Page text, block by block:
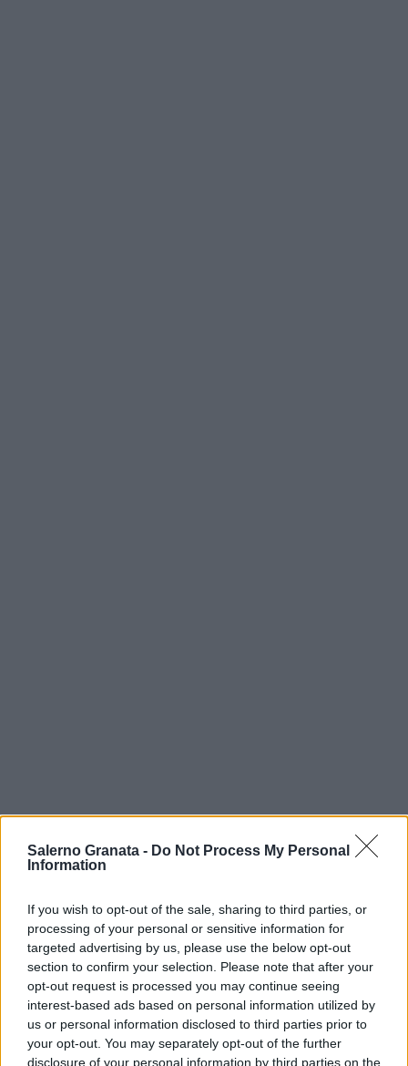
Salerno Granata - Do Not Process My Personal
Information
If you wish to opt-out of the sale, sharing to third parties, or
processing of your personal or sensitive information for
targeted advertising by us, please use the below opt-out
section to confirm your selection. Please note that after your
opt-out request is processed you may continue seeing
interest-based ads based on personal information utilized by
us or personal information disclosed to third parties prior to
your opt-out. You may separately opt-out of the further
disclosure of your personal information by third parties on the